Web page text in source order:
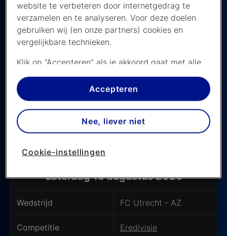
Volgende wedstrijd van AZ live op tv:
AZ wedstrijden, bekijk het speelschema
zaterdag 8 augustus 2026
Wedstrijd AZ - ADO Den Haag
Competitie Eredivisie
Tijd 21.00
Zender
zaterdag 15 augustus 2026
Wedstrijd FC Utrecht - AZ
Competitie Eredivisie
website te verbeteren door internetgedrag te
verzamelen en te analyseren. Voor deze doelen
gebruiken wij (en onze partners) cookies en
vergelijkbare technieken.
Klik op “Accepteren” als je akkoord gaat met alle
cookies. Kies je voor “Nee, liever niet”, dan
plaatsen we alleen strikt noodzakelijke cookies om
de website goed te laten werken. Dat betekent
dat we geen vormen van personalisatie
toepassen.
cookies worden geplaatst. Je kan je keuze altijd
privacy beleidlees je meer over hoe we omgaan
Accepteren
Nee, liever niet
Cookie-instellingen